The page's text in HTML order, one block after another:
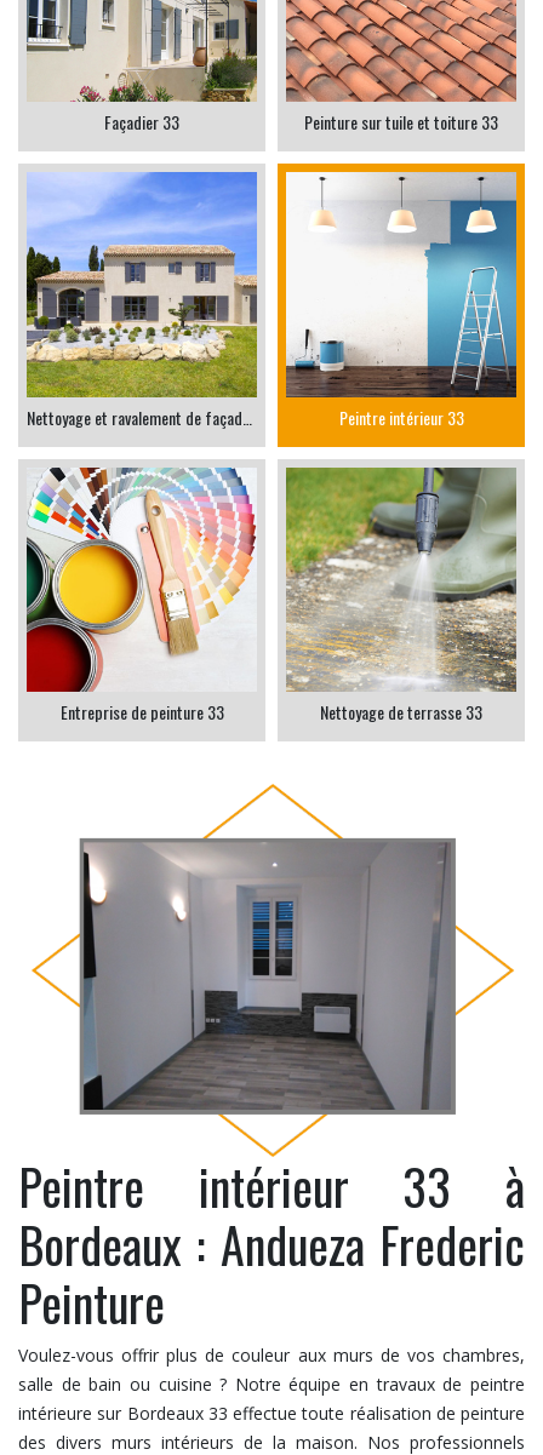
Façadier 33 Peinture sur tuile et toiture 33
Peintre intérieur 33
Entreprise de peinture 33 Nettoyage de terrasse 33
Peintre intérieur 33 à
Bordeaux : Andueza Frederic
Peinture
Voulez-vous offrir plus de couleur aux murs de vos chambres,
salle de bain ou cuisine ? Notre équipe en travaux de peintre
intérieure sur Bordeaux 33 effectue toute réalisation de peinture
des divers murs intérieurs de la maison. Nos professionnels